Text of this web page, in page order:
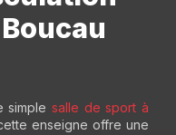
simple salle de sport à
enseigne offre une